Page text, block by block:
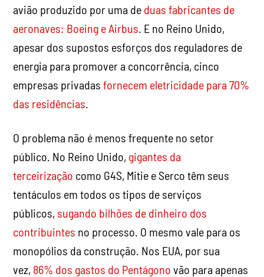
avião produzido por uma de duas fabricantes de
aeronaves: Boeing e Airbus. E no Reino Unido,
apesar dos supostos esforços dos reguladores de
energia para promover a concorrência, cinco
empresas privadasfornecem eletricidade para 70%
das residências.
O problema não é menos frequente no setor
público. No Reino Unido, gigantes da
terceirização como G4S, Mitie e Serco têm seus
tentáculos em todos os tipos de serviços
públicos, sugando bilhões de dinheiro dos
contribuintes no processo. O mesmo vale para os
monopólios da construção. Nos EUA, por sua
vez, 86% dos gastos do Pentágono vão para apenas